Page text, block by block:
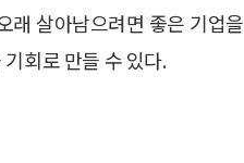
래 살아남으려면 좋은 기업을
회로 만들 수 있다.